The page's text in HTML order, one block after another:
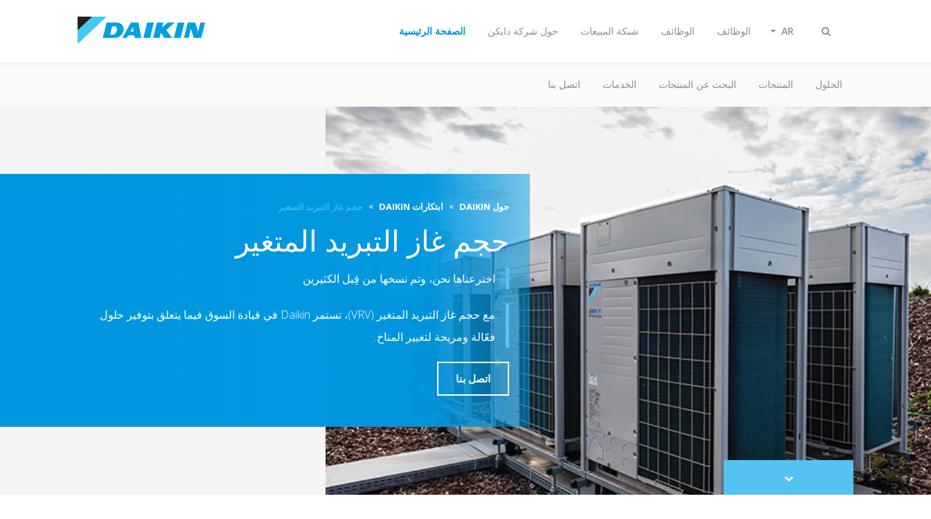
Toggle
الصفحة الرئيسية حول شركة دايكن شبكة المبيعات الوظائف الوظائف AR
الحلول المنتجات البحث عن المنتجات الخدمات اتصل بنا
حول DAIKIN ابتكارات DAIKIN حجم غاز التبريد المتغير
حجم غاز التبريد المتغير
اخترعناها نحن، وتم نسخها من قِبل الكثيرين
مع حجم غاز التبريد المتغير (VRV)، تستمر Daikin في قيادة السوق فيما يتعلق بتوفير حلول
فعّالة ومريحة لتغيير المناخ.
اتصل بنا
Scroll
to